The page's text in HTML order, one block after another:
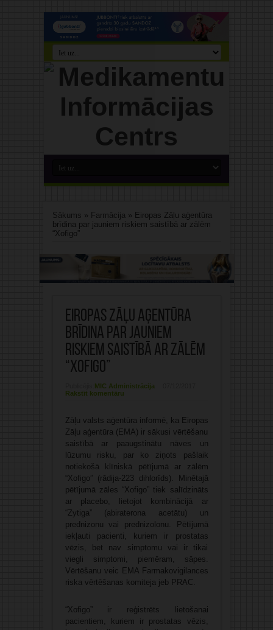
Sākums » Farmācija» Eiropas Zāļu aģentūra
brīdina par jauniem riskiem saistībā ar zālēm
“Xofigo”
Eiropas Zāļu aģentūra
brīdina par jauniem
riskiem saistībā ar zālēm
“Xofigo”
MIC Administrācija
Rakstīt komentāru
Zāļu valsts aģentūra informē, ka Eiropas
Zāļu aģentūra (EMA) ir sākusi vērtēšanu
saistībā ar paaugstinātu nāves un
lūzumu risku, par ko ziņots pašlaik
notiekošā klīniskā pētījumā ar zālēm
“Xofigo” (rādija-223 dihlorīds). Minētajā
pētījumā zāles “Xofigo” tiek salīdzināts
ar placebo, lietojot kombinācijā ar
“Zytiga” (abiraterona acetātu) un
prednizonu vai prednizolonu. Pētījumā
iekļauti pacienti, kuriem ir prostatas
vēzis, bet nav simptomu vai ir tikai
viegli simptomi, piemēram, sāpes.
Vērtēšanu veic EMA Farmakovigilances
riska vērtēšanas komiteja jeb PRAC.
“Xofigo” ir reģistrēts lietošanai
pacientiem, kuriem ir prostatas vēzis,